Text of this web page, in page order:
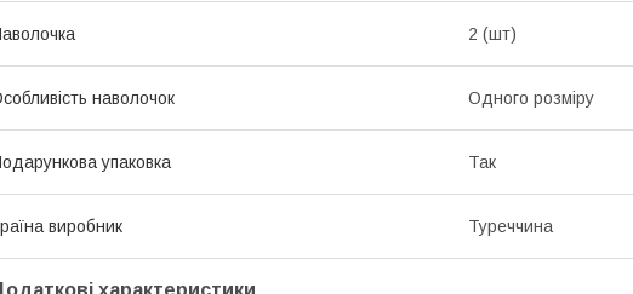
2 (шт)
наволочок Одного розміру
упаковка Так
виробник Туреччина
характеристики